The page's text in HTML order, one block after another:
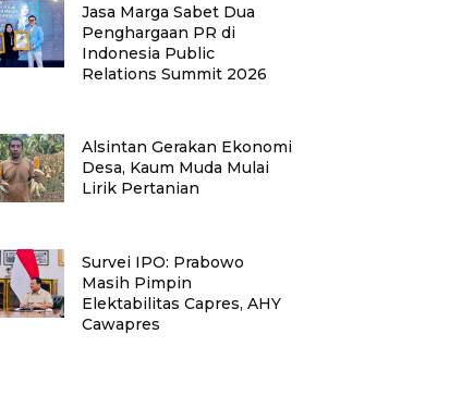
Jasa Marga Sabet Dua
Penghargaan PR di
Indonesia Public
Relations Summit 2026
Alsintan Gerakan Ekonomi
Desa, Kaum Muda Mulai
Lirik Pertanian
Survei IPO: Prabowo
Masih Pimpin
Elektabilitas Capres, AHY
Cawapres